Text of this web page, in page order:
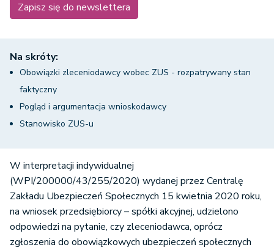
Zapisz się do newslettera
Na skróty:
Obowiązki zleceniodawcy wobec ZUS - rozpatrywany stan
faktyczny
Pogląd i argumentacja wnioskodawcy
Stanowisko ZUS-u
W interpretacji indywidualnej
(WPI/200000/43/255/2020) wydanej przez Centralę
Zakładu Ubezpieczeń Społecznych 15 kwietnia 2020 roku,
na wniosek przedsiębiorcy – spółki akcyjnej, udzielono
odpowiedzi na pytanie, czy zleceniodawca, oprócz
zgłoszenia do obowiązkowych ubezpieczeń społecznych